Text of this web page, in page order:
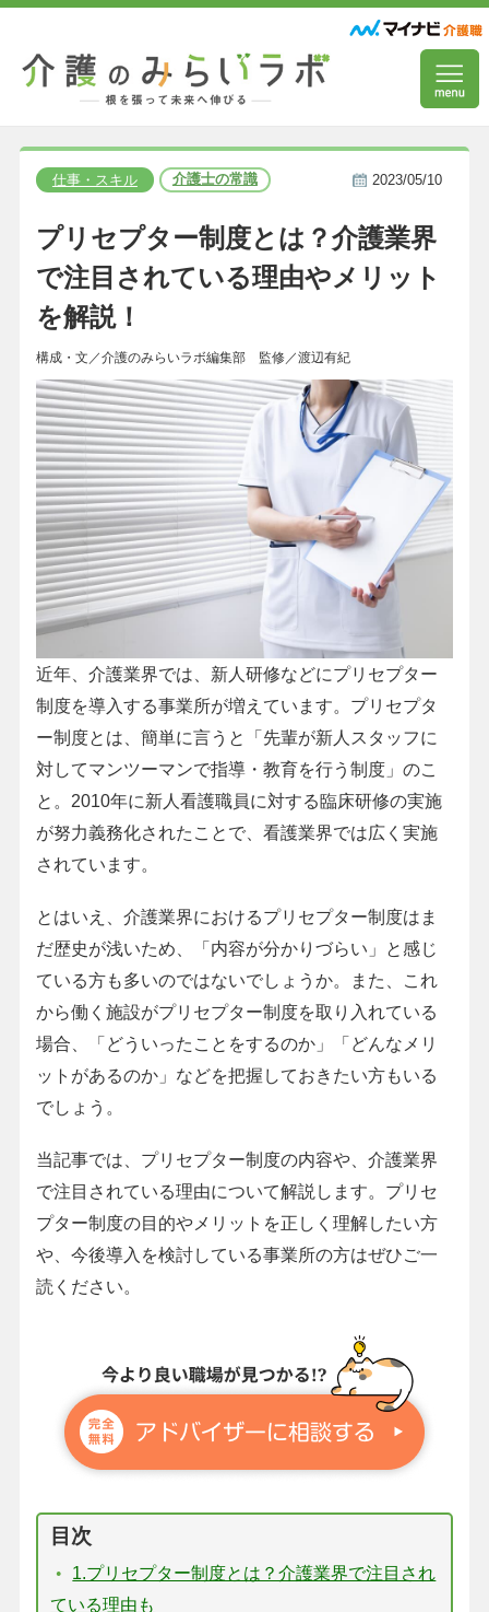
仕事・スキル 介護士の常識 2023/05/10
プリセプター制度とは？介護業界
で注目されている理由やメリット
を解説！
構成・文／介護のみらいラボ編集部 監修／渡辺有紀
近年、介護業界では、新人研修などにプリセプター
制度を導入する事業所が増えています。プリセプタ
ー制度とは、簡単に言うと「先輩が新人スタッフに
対してマンツーマンで指導・教育を行う制度」のこ
と。2010年に新人看護職員に対する臨床研修の実施
が努力義務化されたことで、看護業界では広く実施
されています。
とはいえ、介護業界におけるプリセプター制度はま
だ歴史が浅いため、「内容が分かりづらい」と感じ
ている方も多いのではないでしょうか。また、これ
から働く施設がプリセプター制度を取り入れている
場合、「どういったことをするのか」「どんなメリ
ットがあるのか」などを把握しておきたい方もいる
でしょう。
当記事では、プリセプター制度の内容や、介護業界
で注目されている理由について解説します。プリセ
プター制度の目的やメリットを正しく理解したい方
や、今後導入を検討している事業所の方はぜひご一
読ください。
目次
1.プリセプター制度とは？介護業界で注目され
ている理由も